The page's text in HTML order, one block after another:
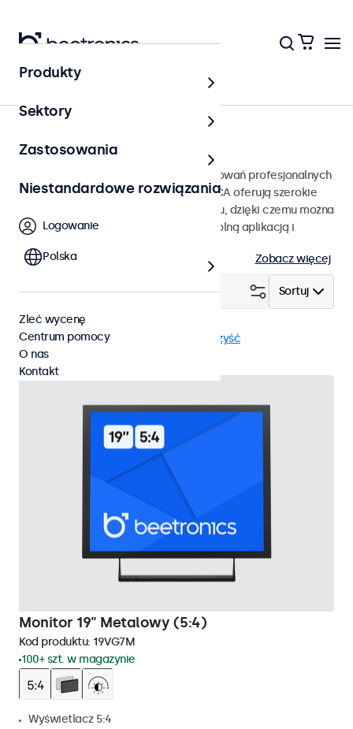
Strona główna
Monitory RCA od 7 do 32 cali
Monitory RCA przeznaczone do zastosowań profesjonalnych
i ciągłego użytkowania. Te monitory RCA oferują szerokie
możliwości konfiguracji i opcje montażu, dzięki czemu można
je bezproblemowo zintegrować z dowolną aplikacją i
Zobacz więcej
Sortuj
Filtruj (1)
RCA Odporne na wandalizm Wyczyść
Monitor 19" Metalowy (5:4)
Kod produktu: 19VG7M
100+ szt. w magazynie
Wyświetlacz 5:4
Produkty
Sektory
Zastosowania
Niestandardowe rozwiązania
Logowanie
Polska
Zleć wycenę
Centrum pomocy
O nas
Kontakt